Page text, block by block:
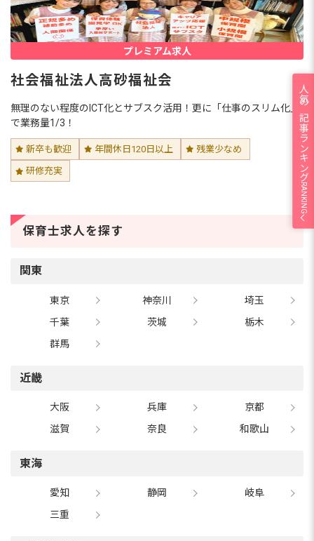
社会福祉法人高砂福祉会
新卒も歓迎 年間休日120日以上 残業少なめ
研修充実
無理のない程度のICT化とサブスク活用！更に「仕事のスリム化」
で業務量1/3！
プレミアム求人
保育士求人を探す
関東
東京 神奈川
埼玉
千葉
茨城
栃木
群馬
近畿
大阪 兵庫
京都
滋賀
奈良 和歌山
東海
愛知 静岡
岐阜
三重
人気の記事ランキング
RANKING